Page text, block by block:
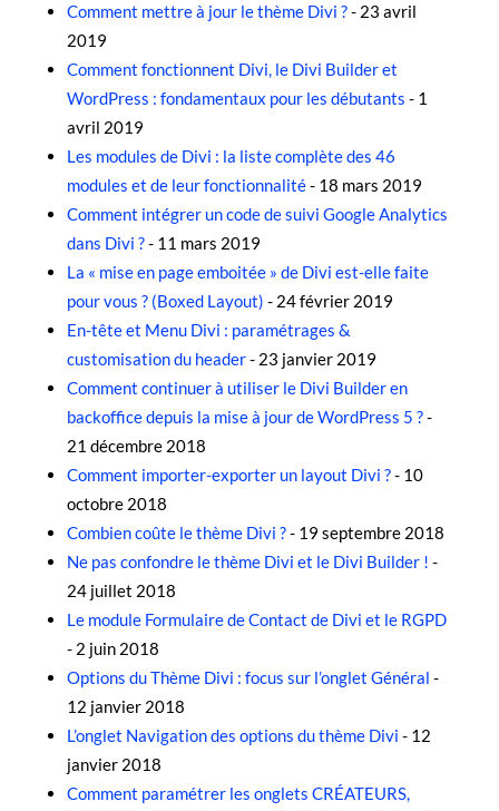
Comment mettre à jour le thème Divi ?- 23 avril
2019
Comment fonctionnent Divi, le Divi Builder et
WordPress : fondamentaux pour les débutants - 1
avril 2019
Les modules de Divi : la liste complète des 46
modules et de leur fonctionnalité- 18 mars 2019
Comment intégrer un code de suivi Google Analytics
dans Divi ?- 11 mars 2019
La « mise en page emboitée » de Divi est-elle faite
pour vous ? (Boxed Layout) - 24 février 2019
En-tête et Menu Divi : paramétrages &
customisation du header- 23 janvier 2019
Comment continuer à utiliser le Divi Builder en
backoffice depuis la mise à jour de WordPress 5 ?-
21 décembre 2018
Comment importer-exporter un layout Divi ?- 10
octobre 2018
Combien coûte le thème Divi ?- 19 septembre 2018
Ne pas confondre le thème Divi et le Divi Builder ! -
24 juillet 2018
Le module Formulaire de Contact de Divi et le RGPD
- 2 juin 2018
Options du Thème Divi : focus sur l’onglet Général -
12 janvier 2018
L’onglet Navigation des options du thème Divi - 12
janvier 2018
Comment paramétrer les onglets CRÉATEURS,